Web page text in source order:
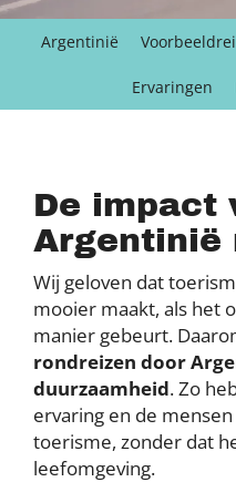
Argentinië
Ervaringen
De impact
Argentinië
Wij geloven dat
mooier maakt, als het
manier gebeurt.
rondreizen door
duurzaamheid. Zo
ervaring en de
toerisme, zonder dat
leefomgeving.